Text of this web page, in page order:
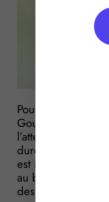
Pour faire face à
Gouvernement a
l’attention des
durement
est instituée pour
au bénéfice des
des travaux